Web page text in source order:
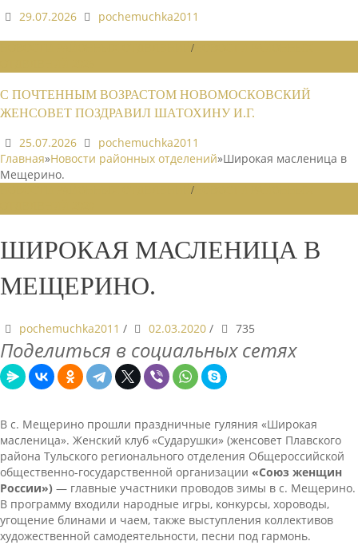
29.07.2026 pochemuchka2011
/
С ПОЧТЕННЫМ ВОЗРАСТОМ НОВОМОСКОВСКИЙ
ЖЕНСОВЕТ ПОЗДРАВИЛ ШАТОХИНУ И.Г.
25.07.2026
pochemuchka2011
Главная»Новости районных отделений»Широкая масленица в
Мещерино.
/
ШИРОКАЯ МАСЛЕНИЦА В
МЕЩЕРИНО.
pochemuchka2011 / 02.03.2020 / 735
Поделиться в социальных сетях
В с. Мещерино прошли праздничные гуляния «Широкая
масленица». Женский клуб «Сударушки» (женсовет Плавского
района Тульского регионального отделения Общероссийской
общественно-государственной организации «Союз женщин
России») — главные участники проводов зимы в с. Мещерино.
В программу входили народные игры, конкурсы, хороводы,
угощение блинами и чаем, также выступления коллективов
художественной самодеятельности, песни под гармонь.